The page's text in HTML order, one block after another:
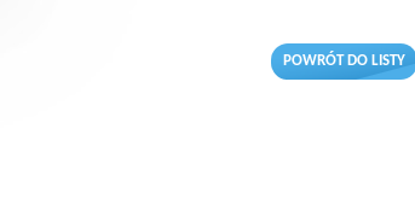
POWRÓT DO LISTY